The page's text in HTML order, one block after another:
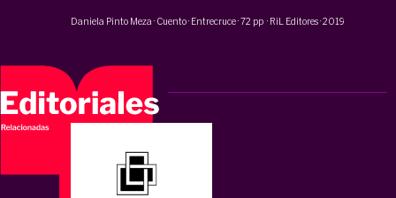
Daniela Pinto Meza · Cuento · Entrecruce·72 pp · RiL Editores·2019